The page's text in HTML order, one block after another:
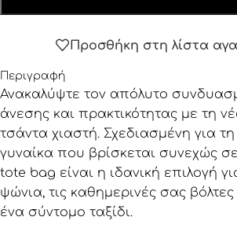
Προσθήκη στη λίστα
Περιγραφή
Ανακαλύψτε τον απόλυτο
άνεσης και πρακτικότητας με τη
τσάντα χιαστή. Σχεδιασμένη για
γυναίκα που βρίσκεται συνεχώς
tote bag είναι η ιδανική επιλογή
ψώνια, τις καθημερινές σας
ένα σύντομο ταξίδι.